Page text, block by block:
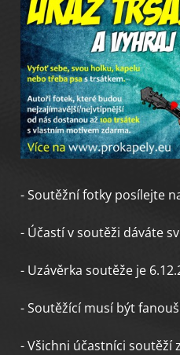
- Soutěžní fotky posílejte
- Účastí v soutěži dáváte
- Uzávěrka soutěže je
- Soutěžící musí být
- Všichni účastníci soutěží